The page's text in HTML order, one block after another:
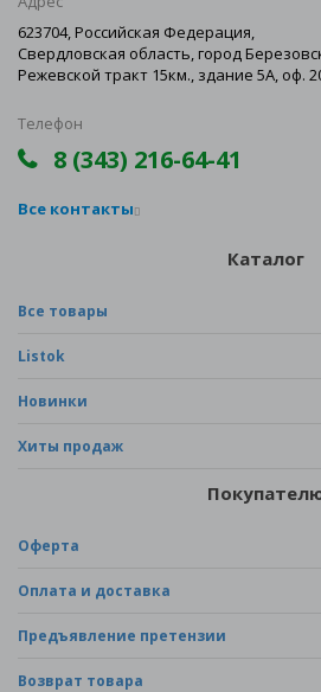
623704, Российская Федерация,
Свердловская область, город
Режевской тракт 15км., здание 5А, оф.
Телефон
8 (343) 216-64-41
Все контакты
Каталог
Все товары
Listok
Новинки
Хиты продаж
Оферта
Оплата и доставка
Предъявление претензии
Возврат товара